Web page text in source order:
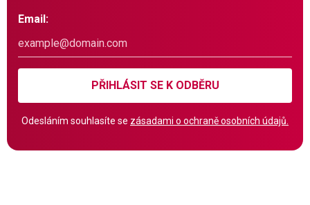
Email:
PŘIHLÁSIT SE K ODBĚRU
Odesláním souhlasíte se zásadami o ochraně osobních údajů.